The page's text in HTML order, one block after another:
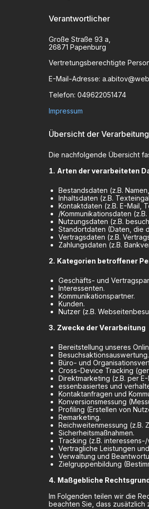
Verantwortlicher
Große Straße 93 a
26871 Papenburg
Vertretungsberechtigte
E-Mail-Adresse:
Telefon: 049622051474
Impressum
Übersicht der
Die nachfolgende Übersicht
Arten der verarbeiteten
Bestandsdaten (z.B.
Inhaltsdaten (z.B.
Kontaktdaten (z.B. E-Mail,
/Kommunikationsdaten
Nutzungsdaten (z.B.
Standortdaten (Daten, die
Vertragsdaten (z.B.
Zahlungsdaten (z.B.
Kategorien betroffener
Geschäfts- und
Interessenten.
Kommunikationspartner.
Kunden.
Nutzer (z.B.
Zwecke der Verarbeitung
Bereitstellung unseres
Besuchsaktionsauswertung.
Büro- und
Cross-Device Tracking
Direktmarketing (z.B. per
essenbasiertes und
Kontaktanfragen und
Konversionsmessung
Profiling (Erstellen von
Remarketing.
Reichweitenmessung (z.B.
Sicherheitsmaßnahmen.
Tracking (z.B.
Vertragliche Leistungen
Verwaltung und
Zielgruppenbildung
Maßgebliche
Im Folgenden teilen wir die
beachten Sie, dass zusätzlich